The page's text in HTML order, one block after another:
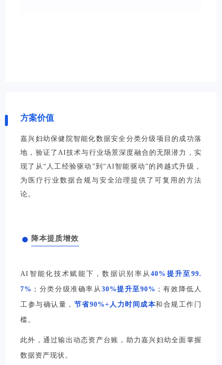
方案价值
嘉兴妇幼保健院智能化数据安全分类分级项目的成功落
地，验证了AI技术与行业场景深度融合的无限潜力，实
现了从“人工经验驱动”到“AI智能驱动”的跨越式升级，
为医疗行业数据合规与安全治理提供了可复用的方法
论。
降本提质增效
AI智能化技术赋能下，数据识别率从40%提升至99.
7% ； 分类分级准确率从 30%提升至90% ；有效 降低人
工参与确认量， 节省90%+人力时间成本和合规工作门
槛。
此外，通过输出动态资产台账，助力嘉兴妇幼全面掌握
数据资产现状。